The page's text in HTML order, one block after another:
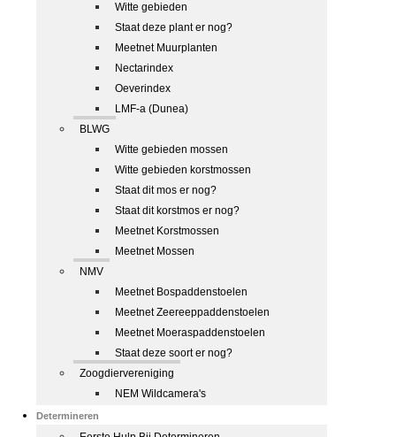
Witte gebieden
Staat deze plant er nog?
Meetnet Muurplanten
Nectarindex
Oeverindex
LMF-a (Dunea)
BLWG
Witte gebieden mossen
Witte gebieden korstmossen
Staat dit mos er nog?
Staat dit korstmos er nog?
Meetnet Korstmossen
Meetnet Mossen
NMV
Meetnet Bospaddenstoelen
Meetnet Zeereeppaddenstoelen
Meetnet Moeraspaddenstoelen
Staat deze soort er nog?
Zoogdiervereniging
NEM Wildcamera's
Determineren